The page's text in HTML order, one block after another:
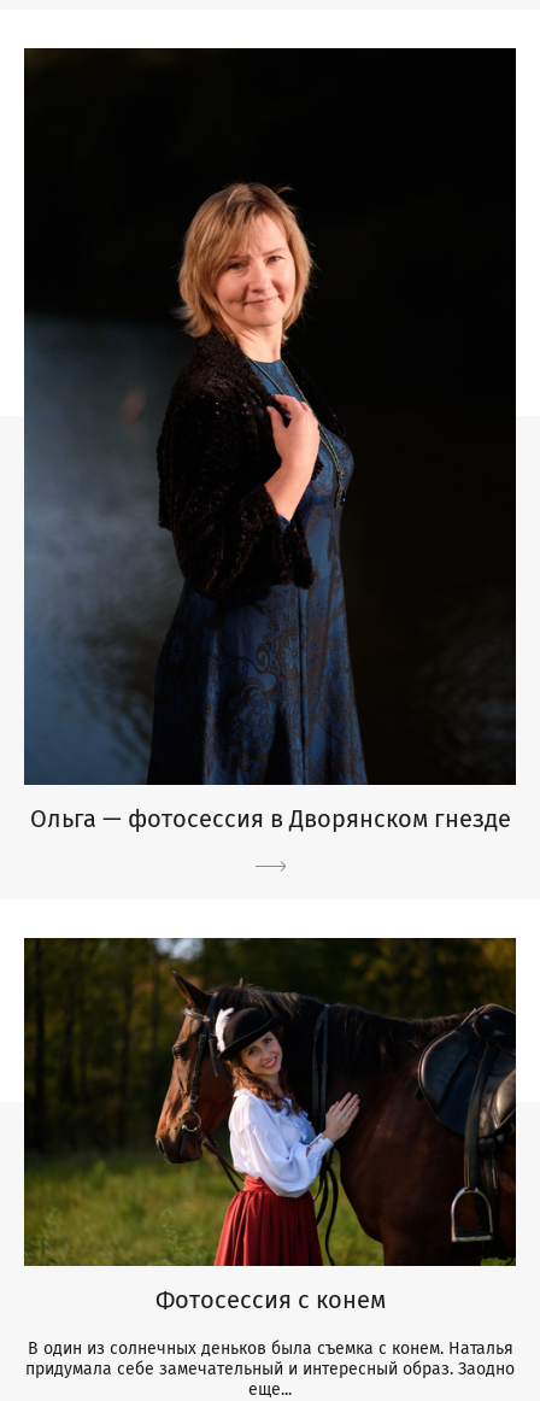
Ольга — фотосессия в Дворянском гнезде
Фотосессия с конем
В один из солнечных деньков была съемка с конем. Наталья
придумала себе замечательный и интересный образ. Заодно
еще...